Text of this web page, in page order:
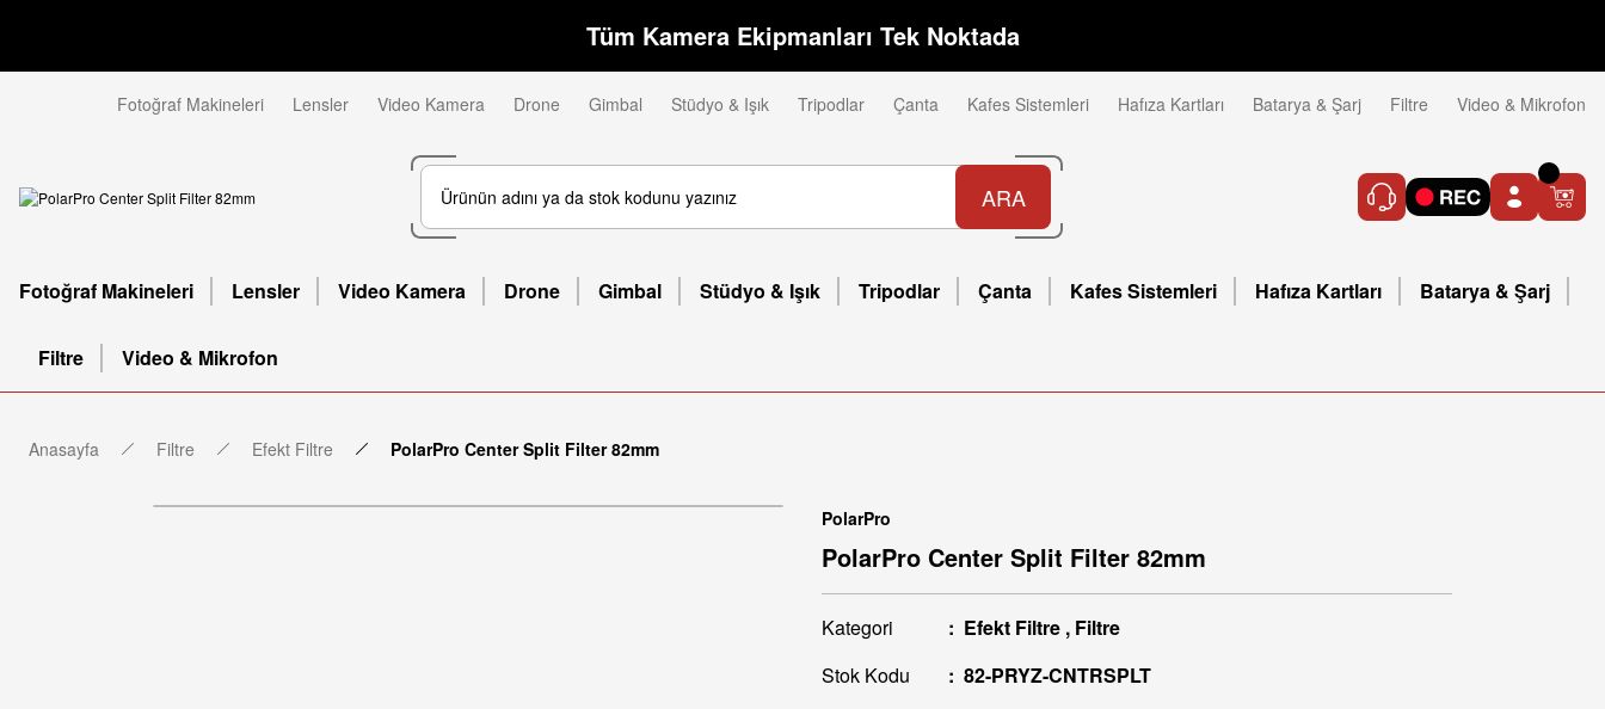
Tüm Kamera Ekipmanları Tek Noktada
Fotoğraf Makineleri Lensler Video Kamera Drone Gimbal Stüdyo & Işık Tripodlar Çanta Kafes Sistemleri Hafıza Kartları Batarya & Şarj Filtre Video & Mikrofon
ARA
Fotoğraf Makineleri Lensler Video Kamera Drone Gimbal Stüdyo & Işık Tripodlar Çanta Kafes Sistemleri Hafıza Kartları Batarya & Şarj
Filtre Video & Mikrofon
Anasayfa Filtre Efekt Filtre PolarPro Center Split Filter 82mm
PolarPro
PolarPro Center Split Filter 82mm
Kategori Efekt Filtre , Filtre
Stok Kodu
82-PRYZ-CNTRSPLT